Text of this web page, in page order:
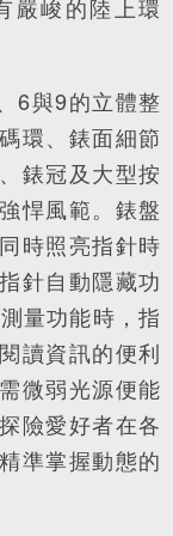
嚴峻的陸上環
6與9的立體整
環、錶面細節
錶冠及大型按
悍風範。錶盤
時照亮指針時
針自動隱藏功
量功能時，指
讀資訊的便利
微弱光源便能
險愛好者在各
準掌握動態的